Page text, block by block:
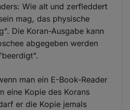
Wie alt und zerfleddert
mag, das physische
Die Koran-Ausgabe kann
abgegeben werden
man ein E-Book-Reader
eine Kopie des Korans
er die Kopie jemals